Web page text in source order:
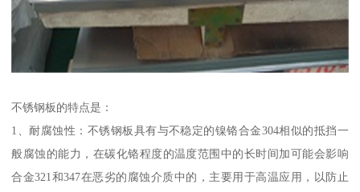
不锈钢板的特点是：
1、耐腐蚀性：不锈钢板具有与不稳定的镍铬合金304相似的抵挡一
般腐蚀的能力，在碳化铬程度的温度范围中的长时间加可能会影响
合金321和347在恶劣的腐蚀介质中的，主要用于高温应用，以防止